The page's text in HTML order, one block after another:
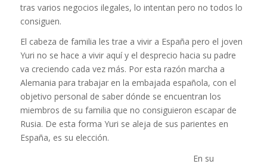
tras varios negocios ilegales, lo intentan pero no todos lo
consiguen.
El cabeza de familia les trae a vivir a España pero el joven
Yuri no se hace a vivir aquí y el desprecio hacia su padre
va creciendo cada vez más. Por esta razón marcha a
Alemania para trabajar en la embajada española, con el
objetivo personal de saber dónde se encuentran los
miembros de su familia que no consiguieron escapar de
Rusia. De esta forma Yuri se aleja de sus parientes en
España, es su elección.
En su